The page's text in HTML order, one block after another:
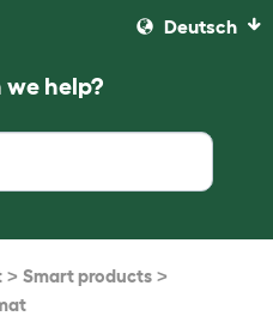
Deutsch
we help?
> Smart products >